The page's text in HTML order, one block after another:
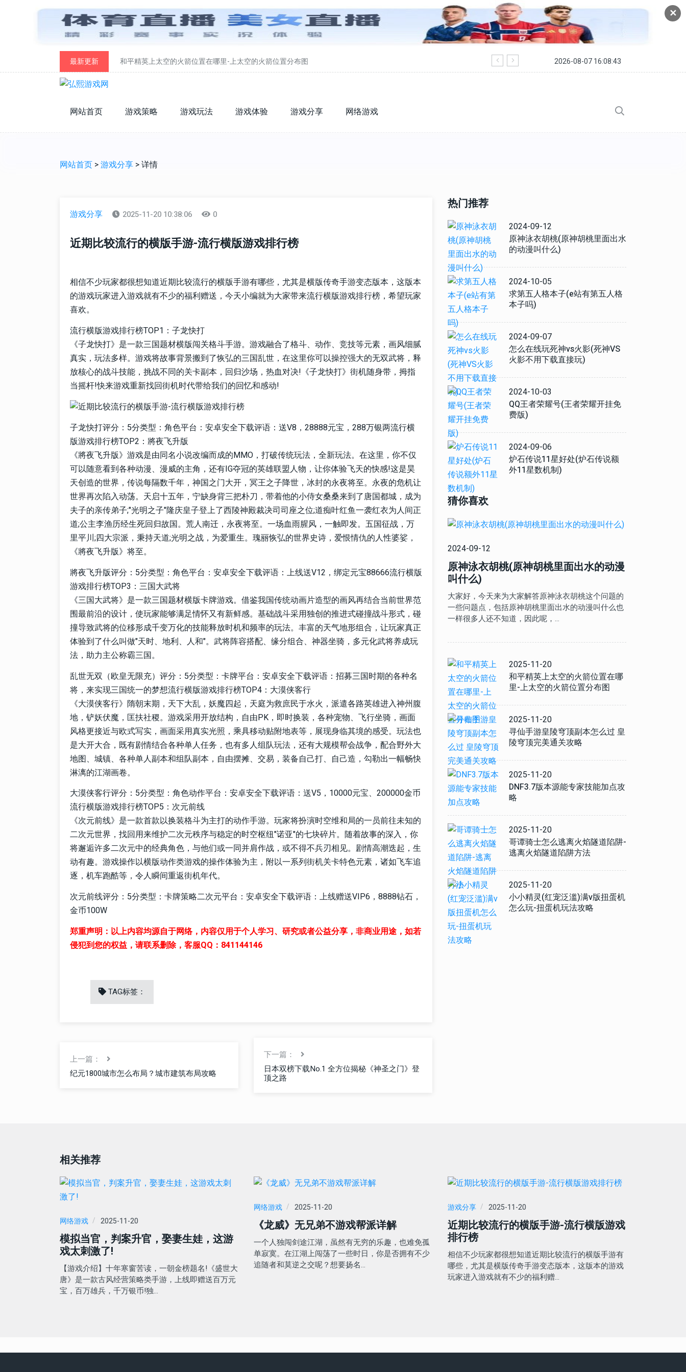
✕
最新更新 和平精英上太空的火箭位置在哪里-上太空的火箭位置分布图 寻仙手游皇陵穹顶副本怎么过 皇陵穹顶
2026-08-07 16:08:43
网站首页 游戏策略 游戏玩法 游戏体验 游戏分享 网络游戏
网站首页 >游戏分享 > 详情
游戏分享 2025-11-20 10:38:06 0
近期比较流行的横版手游-流行横版游戏排行榜
相信不少玩家都很想知道近期比较流行的横版手游有哪些，尤其是横版传奇手游变态版本，这版本
的游戏玩家进入游戏就有不少的福利赠送，今天小编就为大家带来流行横版游戏排行榜，希望玩家
喜欢。
流行横版游戏排行榜TOP1：子龙快打
《子龙快打》是一款三国题材横版闯关格斗手游。游戏融合了格斗、动作、竞技等元素，画风细腻
真实，玩法多样。游戏将故事背景搬到了恢弘的三国乱世，在这里你可以操控强大的无双武将，释
放核心的战斗技能，挑战不同的关卡副本，回归沙场，热血对决!《子龙快打》街机随身带，拇指
当摇杆!快来游戏重新找回街机时代带给我们的回忆和感动!
子龙快打评分：5分类型：角色平台：安卓安全下载评语：送V8，28888元宝，288万银两流行横
版游戏排行榜TOP2：將夜飞升版
《將夜飞升版》游戏是由同名小说改编而成的MMO，打破传统玩法，全新玩法。在这里，你不仅
可以随意看到各种动漫、漫威的主角，还有IG夺冠的英雄联盟人物，让你体验飞天的快感!这是昊
天创造的世界，传说每隔数千年，神国之门大开，冥王之子降世，冰封的永夜将至。永夜的危机让
世界再次陷入动荡。天启十五年，宁缺身背三把朴刀，带着他的小侍女桑桑来到了唐国都城，成为
夫子的亲传弟子;"光明之子"隆庆皇子登上了西陵神殿裁决司司座之位;道痴叶红鱼一袭红衣为人间正
道;公主李渔历经生死回归故国。荒人南迁，永夜将至。一场血雨腥风，一触即发。五国征战，万
里平川;四大宗派，秉持天道;光明之战，为爱重生。瑰丽恢弘的世界史诗，爱恨情仇的人性婆娑，
《將夜飞升版》将至。
將夜飞升版评分：5分类型：角色平台：安卓安全下载评语：上线送V12，绑定元宝88666流行横版
游戏排行榜TOP3：三国大武将
《三国大武将》是一款三国题材横版卡牌游戏。借鉴我国传统动画片造型的画风再结合当前世界范
围最前沿的设计，使玩家能够满足情怀又有新鲜感。基础战斗采用独创的推进式碰撞战斗形式，碰
撞导致武将的位移形成千变万化的技能释放时机和频率的玩法。丰富的天气地形组合，让玩家真正
体验到了什么叫做"天时、地利、人和"。武将阵容搭配、缘分组合、神器坐骑，多元化武将养成玩
法，助力主公称霸三国。
乱世无双（欧皇无限充）评分：5分类型：卡牌平台：安卓安全下载评语：招募三国时期的各种名
将，来实现三国统一的梦想流行横版游戏排行榜TOP4：大漠侠客行
《大漠侠客行》隋朝末期，天下大乱，妖魔四起，天庭为救庶民于水火，派遣各路英雄进入神州腹
地，铲妖伏魔，匡扶社稷。游戏采用开放结构，自由PK，即时换装，各种宠物、飞行坐骑，画面
风格更接近与欧式写实，画面采用真实光照，乘具移动贴附地表等，展现身临其境的感受。玩法也
是大开大合，既有剧情结合各种单人任务，也有多人组队玩法，还有大规模帮会战争，配合野外大
地图、城镇、各种单人副本和组队副本，自由摆摊、交易，装备自己打、自己造，勾勒出一幅畅快
淋漓的江湖画卷。
大漠侠客行评分：5分类型：角色动作平台：安卓安全下载评语：送V5，10000元宝、200000金币
流行横版游戏排行榜TOP5：次元前线
《次元前线》是一款首款以换装格斗为主打的动作手游。玩家将扮演时空维和局的一员前往未知的
二次元世界，找回用来维护二次元秩序与稳定的时空枢纽"诺亚"的七块碎片。随着故事的深入，你
将邂逅许多二次元中的经典角色，与他们或一同并肩作战，或不得不兵刃相见。剧情高潮迭起，生
动有趣。游戏操作以横版动作类游戏的操作体验为主，附以一系列街机关卡特色元素，诸如飞车追
逐，机车跑酷等，令人瞬间重返街机年代。
次元前线评分：5分类型：卡牌策略二次元平台：安卓安全下载评语：上线赠送VIP6，8888钻石，
金币100W
郑重声明：以上内容均源自于网络，内容仅用于个人学习、研究或者公益分享，非商业用途，如若
侵犯到您的权益，请联系删除，客服QQ：841144146
TAG标签：
上一篇：
纪元1800城市怎么布局？城市建筑布局攻略
下一篇：
日本双榜下载No.1 全方位揭秘《神圣之门》登
顶之路
热门推荐
2024-09-12
原神泳衣胡桃(原神胡桃里面出水
的动漫叫什么)
2024-10-05
求第五人格本子(e站有第五人格
本子吗)
2024-09-07
怎么在线玩死神vs火影(死神VS
火影不用下载直接玩)
2024-10-03
QQ王者荣耀号(王者荣耀开挂免
费版)
2024-09-06
炉石传说11星好处(炉石传说额
外11星数机制)
猜你喜欢
2024-09-12
原神泳衣胡桃(原神胡桃里面出水的动漫
叫什么)
大家好，今天来为大家解答原神泳衣胡桃这个问题的
一些问题点，包括原神胡桃里面出水的动漫叫什么也
一样很多人还不知道，因此呢，…
2025-11-20
和平精英上太空的火箭位置在哪
里-上太空的火箭位置分布图
2025-11-20
寻仙手游皇陵穹顶副本怎么过 皇
陵穹顶完美通关攻略
2025-11-20
DNF3.7版本源能专家技能加点攻
略
2025-11-20
哥谭骑士怎么逃离火焰隧道陷阱-
逃离火焰隧道陷阱方法
2025-11-20
小小精灵(红宠泛滥)满v版扭蛋机
怎么玩-扭蛋机玩法攻略
相关推荐
网络游戏 2025-11-20
模拟当官，判案升官，娶妻生娃，这游
戏太刺激了!
【游戏介绍】十年寒窗苦读，一朝金榜题名!《盛世大
唐》是一款古风经营策略类手游，上线即赠送百万元
宝，百万雄兵，千万银币!独…
网络游戏 2025-11-20
《龙威》无兄弟不游戏帮派详解
一个人独闯剑途江湖，虽然有无穷的乐趣，也难免孤
单寂寞。在江湖上闯荡了一些时日，你是否拥有不少
追随者和莫逆之交呢？想要扬名…
游戏分享 2025-11-20
近期比较流行的横版手游-流行横版游戏
排行榜
相信不少玩家都很想知道近期比较流行的横版手游有
哪些，尤其是横版传奇手游变态版本，这版本的游戏
玩家进入游戏就有不少的福利赠…